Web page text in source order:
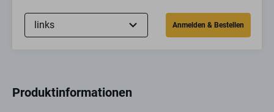
Produktinformationen